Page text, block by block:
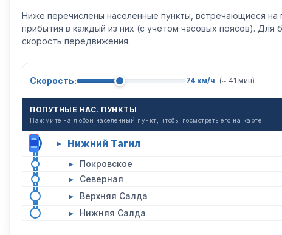
Ниже перечислены населенные пункты, встречающиеся
прибытия в каждый из них (с учетом часовых поясов).
скорость передвижения.
Скорость: 74 км/ч (~ 41 мин)
ПОПУТНЫЕ НАС. ПУНКТЫ
Нажмите на любой населенный пункт, чтобы посмотреть его на карте
▸ Нижний Тагил
▸ Покровское
▸ Северная
▸ Верхняя Салда
▸ Нижняя Салда